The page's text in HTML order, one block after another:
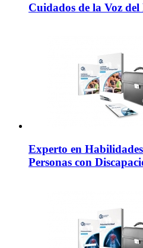
Cuidados de la Voz del
Experto en
Personas con